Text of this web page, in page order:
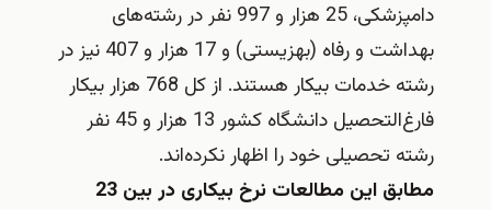
دامپزشکی، 25 هزار و 997 نفر در رشته‌های
بهداشت و رفاه (بهزیستی) و 17 هزار و 407 نیز در
رشته خدمات بیکار هستند. از کل 768 هزار بیکار
فارغ‌التحصیل دانشگاه کشور 13 هزار و 45 نفر
رشته تحصیلی خود را اظهار نکرده‌اند.
مطابق این مطالعات نرخ بیکاری در بین 23